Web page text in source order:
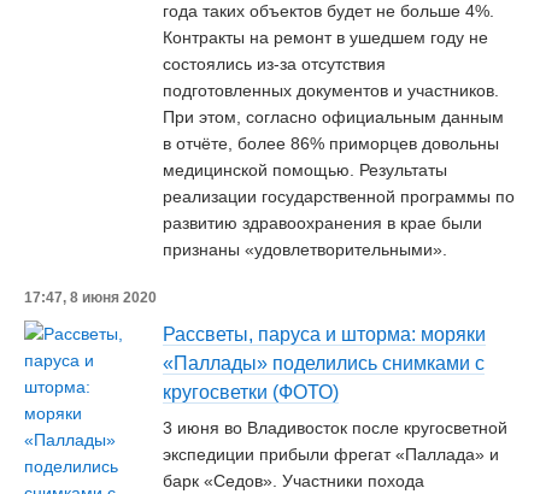
года таких объектов будет не больше 4%.
Контракты на ремонт в ушедшем году не
состоялись из-за отсутствия
подготовленных документов и участников.
При этом, согласно официальным данным
в отчёте, более 86% приморцев довольны
медицинской помощью. Результаты
реализации государственной программы по
развитию здравоохранения в крае были
признаны «удовлетворительными».
17:47, 8 июня 2020
Рассветы, паруса и шторма: моряки
«Паллады» поделились снимками с
кругосветки (ФОТО)
3 июня во Владивосток после кругосветной
экспедиции прибыли фрегат «Паллада» и
барк «Седов». Участники похода